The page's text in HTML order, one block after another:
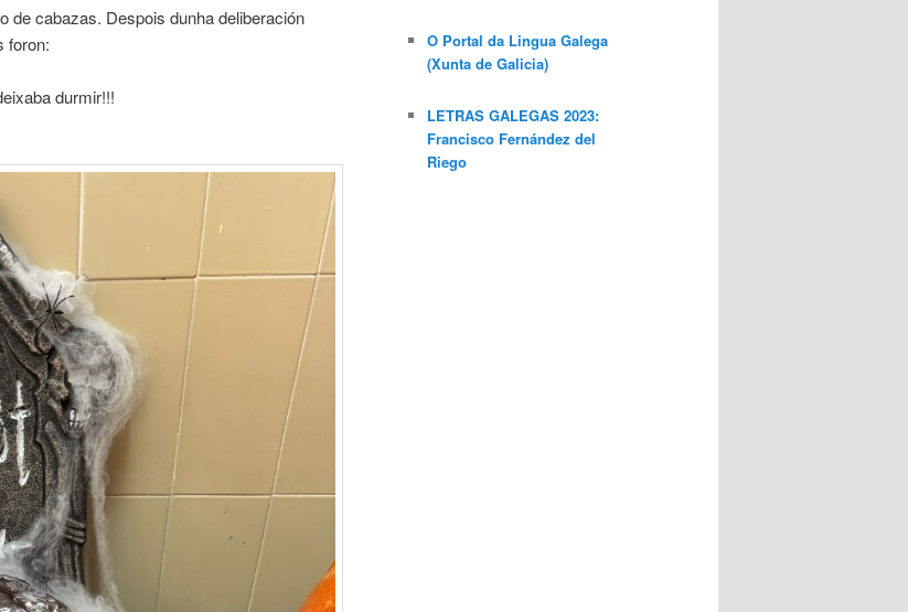
de cabazas. Despois dunha deliberación
foron:
durmir!!!
O Portal da Lingua Galega
(Xunta de Galicia)
LETRAS GALEGAS 2023:
Francisco Fernández del
Riego